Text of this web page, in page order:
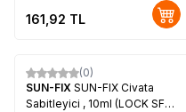
161,92 TL
(0)
SUN-FIX SUN-FIX Civata
Sabitleyici , 10ml (LOCK SF